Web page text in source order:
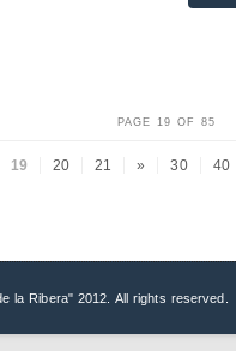
PAGE 19 OF 85
19 20 21 » 30 40
la Ribera" 2012. All rights reserved.